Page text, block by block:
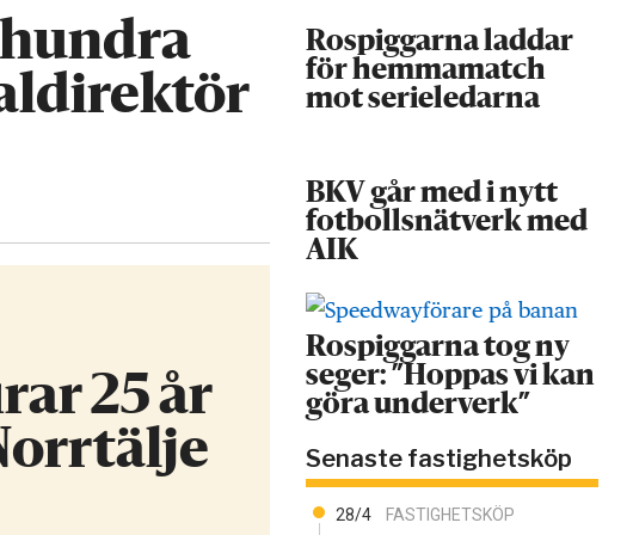
25 år
Rospiggarna laddar
för hemmamatch
mot serieledarna
BKV går med i nytt
fotbollsnätverk med
AIK
Rospiggarna tog ny
seger: ”Hoppas vi kan
göra underverk”
Senaste fastighetsköp
28/4 FASTIGHETSKÖP